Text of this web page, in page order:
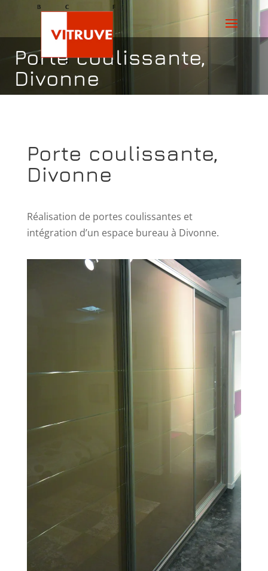
Porte coulissante,
Divonne
Porte coulissante,
Divonne
Réalisation de portes coulissantes et
intégration d’un espace bureau à Divonne.